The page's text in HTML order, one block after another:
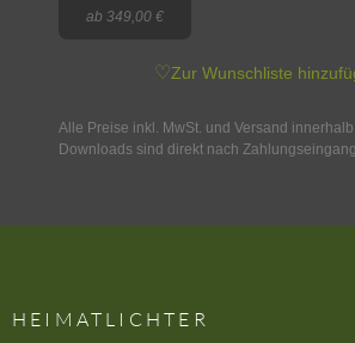
ab 349,00 €
♡Zur Wunschliste
Alle Preise inkl. MwSt. und Versand
Downloads sind direkt nach
HEIMATLICHTER